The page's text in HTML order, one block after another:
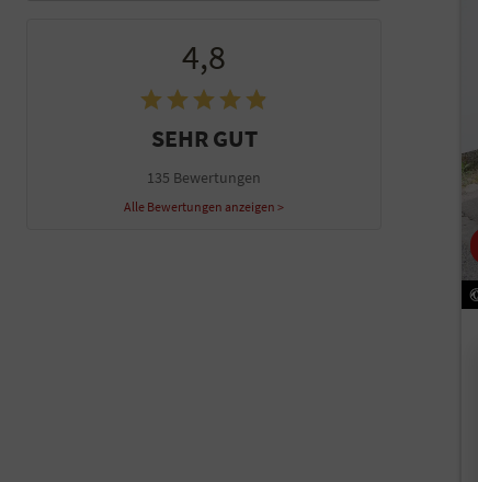
4,8
SEHR GUT
135 Bewertungen
Alle Bewertungen anzeigen >